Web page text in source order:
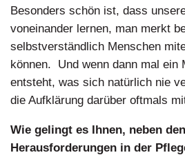
Besonders schön ist, dass
voneinander lernen, man merkt
selbstverständlich Menschen
können.
Und wenn dann mal ein
entsteht, was sich natürlich nie
die Aufklärung darüber oftmals
Wie gelingt es Ihnen, neben
Herausforderungen in der